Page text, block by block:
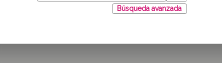
Búsqueda avanzada